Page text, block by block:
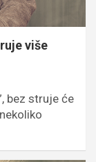
više
bez struje će